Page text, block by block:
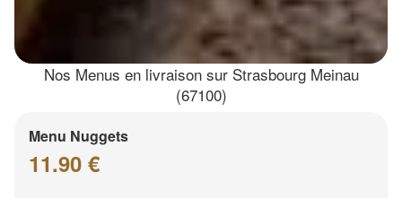
Nos Menus en livraison sur Strasbourg Meinau
(67100)
Menu Nuggets
11.90 €